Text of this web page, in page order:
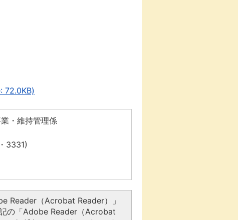
72.0KB)
・維持管理係
3331)
Reader（Acrobat Reader）」
の「Adobe Reader（Acrobat